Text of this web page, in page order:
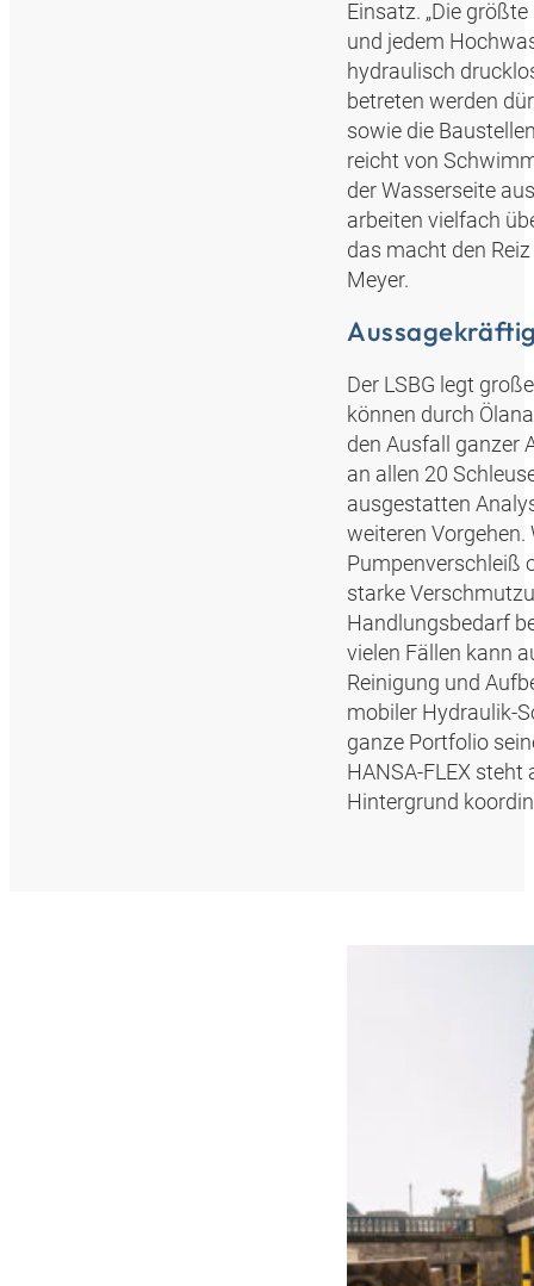
Einsatz. „Die
und jedem
hydraulisch
betreten werden
sowie die
reicht von
der Wasserseite
arbeiten vielfach
das macht den
Meyer.
Der LSBG legt
können durch
den Ausfall ganzer
an allen 20
ausgestatten
weiteren
Pumpenverschleiß
starke
Handlungsbedarf
vielen Fällen kann
Reinigung und
mobiler Hydraulik-
ganze Portfolio
HANSA‑FLEX
Hintergrund